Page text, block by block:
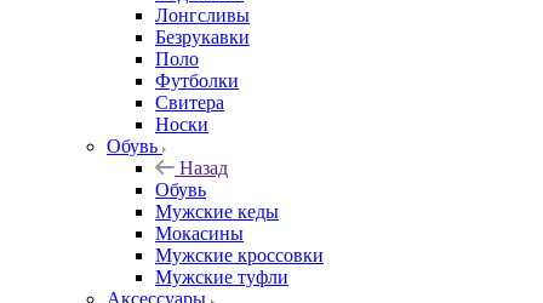
Лонгсливы
Безрукавки
Поло
Футболки
Свитера
Носки
Обувь
Назад
Обувь
Мужские кеды
Мокасины
Мужские кроссовки
Мужские туфли
Аксессуары